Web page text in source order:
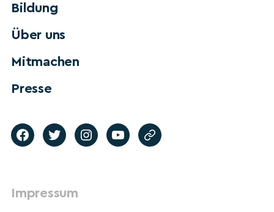
Bildung
Über uns
Mitmachen
Presse
Impressum